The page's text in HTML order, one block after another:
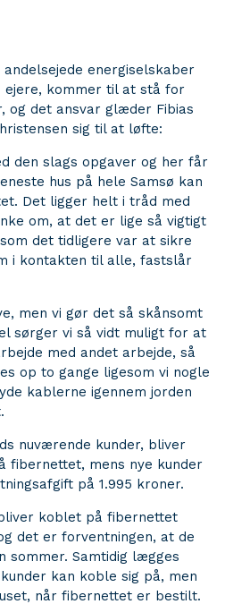
energiselskaber
ejere, kommer til at stå for
og det ansvar glæder Fibias
sig til at løfte:
den slags opgaver og her får
hus på hele Samsø kan
Det ligger helt i tråd med
om, at det er lige så vigtigt
det tidligere var at sikre
i kontakten til alle, fastslår
men vi gør det så skånsomt
sørger vi så vidt muligt for at
med andet arbejde, så
op to gange ligesom vi nogle
kablerne igennem jorden
nuværende kunder, bliver
fibernettet, mens nye kunder
på 1.995 kroner.
koblet på fibernettet
det er forventningen, at de
sommer. Samtidig lægges
kan koble sig på, men
når fibernettet er bestilt.